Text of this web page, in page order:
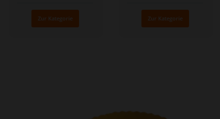
Zur Kategorie Zur Kategorie